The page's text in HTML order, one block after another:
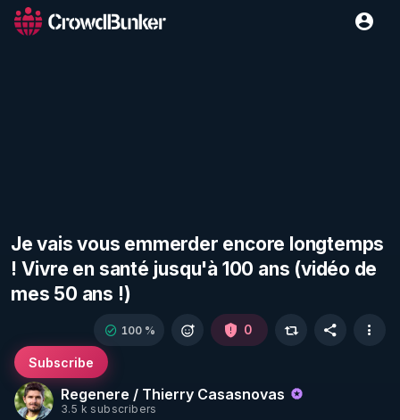
Je vais vous emmerder encore longtemps
! Vivre en santé jusqu'à 100 ans (vidéo de
mes 50 ans !)
Regenere / Thierry Casasnovas
3.5 k subscribers
Subscribe
100 % 0